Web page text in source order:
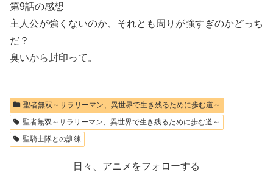
第9話の感想
主人公が強くないのか、それとも周りが強すぎのかどっち
だ？
臭いから封印って。
聖者無双～サラリーマン、異世界で生き残るために歩む道～
聖者無双～サラリーマン、異世界で生き残るために歩む道～
聖騎士隊との訓練
日々、アニメをフォローする